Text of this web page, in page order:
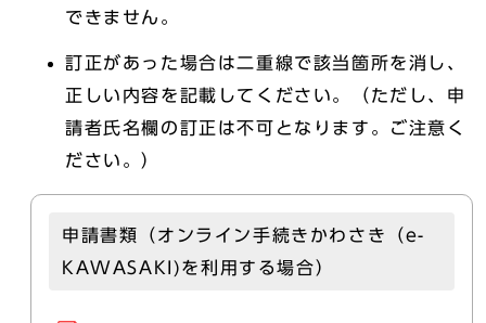
できません。
訂正があった場合は二重線で該当箇所を消し、
正しい内容を記載してください。（ただし、申
請者氏名欄の訂正は不可となります。ご注意く
ださい。）
申請書類（オンライン手続きかわさき（e-
KAWASAKI)を利用する場合）